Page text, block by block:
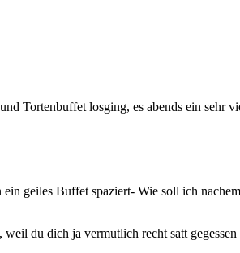
Tortenbuffet losging, es abends ein sehr
geiles Buffet spaziert- Wie soll ich
du dich ja vermutlich recht satt gegessen